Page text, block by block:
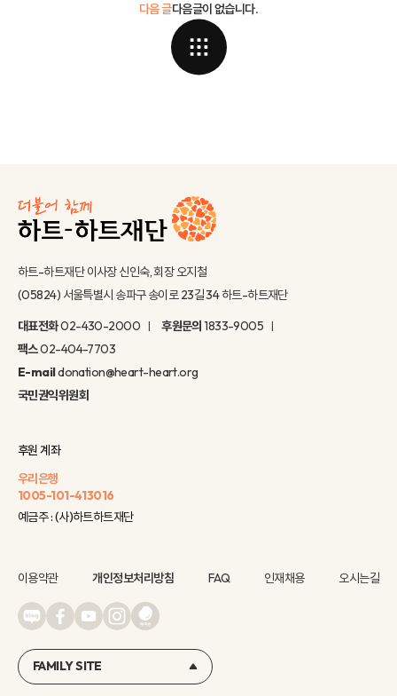
다음글이 없습니다.
다음 글
하트-하트재단 이사장 신인숙, 회장 오지철
(05824) 서울특별시 송파구 송이로 23길 34 하트-하트재단
대표전화02-430-2000 후원문의1833-9005
팩스02-404-7703
E-maildonation@heart-heart.org
국민권익위원회
후원 계좌
우리은행
1005-101-413016
예금주 : (사)하트하트재단
이용약관 개인정보처리방침 FAQ 인재채용 오시는길
FAMILY SITE